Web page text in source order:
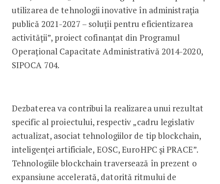
utilizarea de tehnologii inovative în administrația
publică 2021-2027 – soluții pentru eficientizarea
activității”, proiect cofinanțat din Programul
Operațional Capacitate Administrativă 2014-2020,
SIPOCA 704.
Dezbaterea va contribui la realizarea unui rezultat
specific al proiectului, respectiv „cadru legislativ
actualizat, asociat tehnologiilor de tip blockchain,
inteligenței artificiale, EOSC, EuroHPC și PRACE”.
Tehnologiile blockchain traversează în prezent o
expansiune accelerată, datorită ritmului de